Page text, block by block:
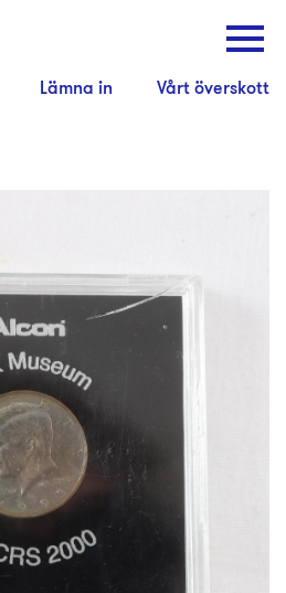
Lämna in Vårt överskott